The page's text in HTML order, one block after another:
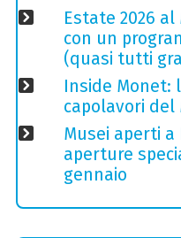
Estate 2026 al
con un
(quasi tutti
Inside Monet:
capolavori del
Musei aperti a
aperture
gennaio